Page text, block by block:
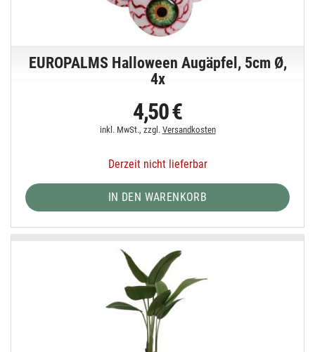
EUROPALMS Halloween Augäpfel, 5cm Ø,
4x
4,50 €
inkl. MwSt., zzgl. Versandkosten
Derzeit nicht lieferbar
IN DEN WARENKORB